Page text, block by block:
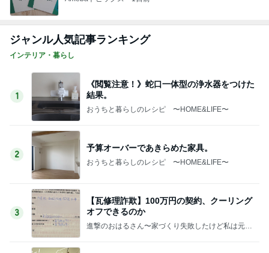
ジャンル人気記事ランキング
インテリア・暮らし
1
《閲覧注意！》蛇口一体型の浄水器をつけた
結果。
おうちと暮らしのレシピ 〜HOME&LIFE〜
2
予算オーバーであきらめた家具。
おうちと暮らしのレシピ 〜HOME&LIFE〜
3
【瓦修理詐欺】100万円の契約、クーリング
オフできるのか
進撃のおはるさん〜家づくり失敗したけど私は元気